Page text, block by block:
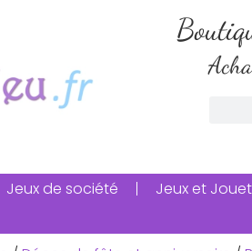
Jeux de société Jeux et